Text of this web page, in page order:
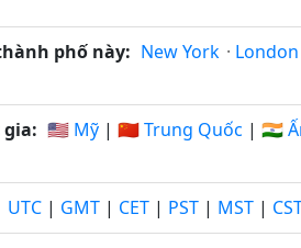
phố này: New York · London
🇺🇸 Mỹ | 🇨🇳 Trung Quốc | 🇮🇳
UTC | GMT | CET | PST | MST |